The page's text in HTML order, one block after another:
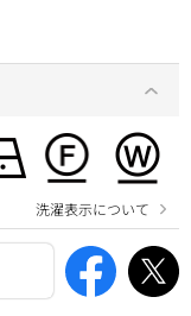
洗濯表示について